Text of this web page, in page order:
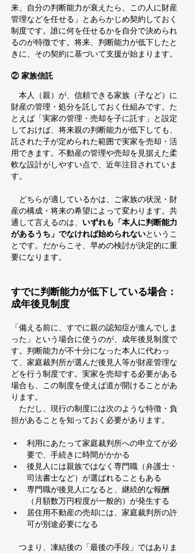
来、自分の判断能力が衰えたら、この人に財産
管理などを任せる」とあらかじめ契約しておく
制度です。誰に何を任せるかを自分で決められ
るのが特徴です。将来、判断能力が低下したと
きに、その契約に基づいて支援が始まります。
② 家族信託
本人（親）が、信頼できる家族（子など）に
財産の管理・処分を託しておく仕組みです。た
とえば「実家の管理・売却を子に託す」と設定
しておけば、将来親の判断能力が低下しても、
託された子が定められた範囲で実家を売却・活
用できます。不動産の管理や売却を見据えた柔
軟な設計がしやすい点で、近年注目されていま
す。
どちらが適しているかは、ご家族の状況・財
産の構成・将来の希望によって変わります。共
通して言えるのは、 いずれも「本人に判断能力
があるうち」でなければ始められないというこ
とです。だからこそ、早めの検討が決定的に重
要になります。
すでに判断能力が低下している場合：
成年後見制度
「備える前に、すでに親の認知症が進んでしま
った」という場合に使うのが、成年後見制度で
す。判断能力が不十分になった本人に代わっ
て、家庭裁判所が選んだ後見人等が財産管理な
どを行う制度です。実家を売却する必要がある
場合も、この制度を使えば道が開けることがあ
ります。
ただし、現行の制度には次のような特徴・負
担があることを知っておく必要があります。
利用にあたって家庭裁判所への申立てが必
要で、手続きに時間がかかる
後見人には親族ではなく専門職（弁護士・
司法書士など）が選ばれることもある
専門職が後見人になると、継続的な報酬
（月額数万円程度が一般的）が発生する
居住用不動産の売却には、家庭裁判所の許
可が別途必要になる
つまり、凍結後の「最後の手段」ではありま